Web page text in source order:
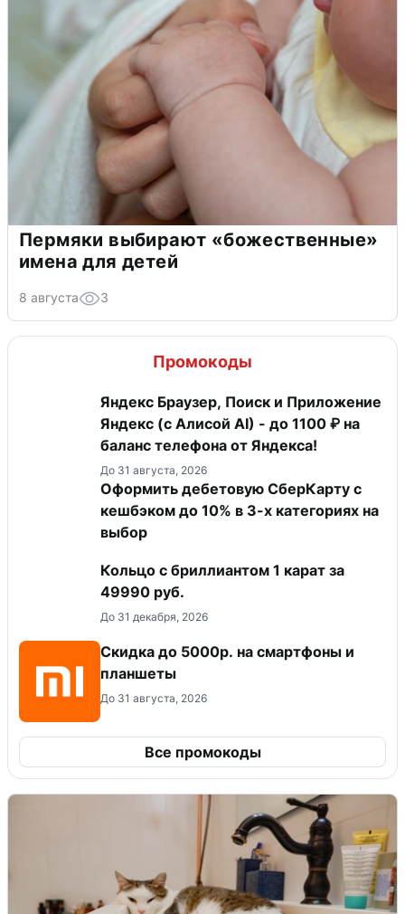
Пермяки выбирают «божественные»
имена для детей
8 августа 3
Промокоды
Яндекс Браузер, Поиск и Приложение
Яндекс (с Алисой AI) - до 1100 ₽ на
баланс телефона от Яндекса!
До 31 августа, 2026
Оформить дебетовую СберКарту с
кешбэком до 10% в 3-х категориях на
выбор
Кольцо с бриллиантом 1 карат за
49990 руб.
До 31 декабря, 2026
Скидка до 5000р. на смартфоны и
планшеты
До 31 августа, 2026
Все промокоды